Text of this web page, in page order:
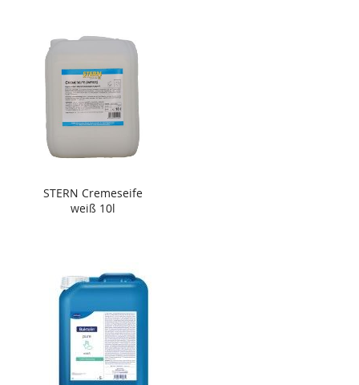
STERN Cremeseife
weiß 10l